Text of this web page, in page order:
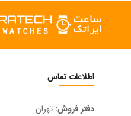
اطلاعات تماس
دفتر فروش: تهران